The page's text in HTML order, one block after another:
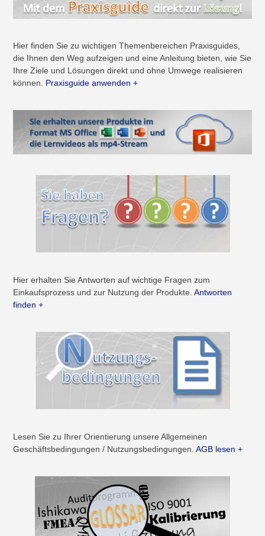
Hier finden Sie zu wichtigen Themenbereichen Praxisguides,
die Ihnen den Weg aufzeigen und eine Anleitung bieten, wie Sie
Ihre Ziele und Lösungen direkt und ohne Umwege realisieren
können. Praxisguide anwenden +
Hier erhalten Sie Antworten auf wichtige Fragen zum
Einkaufsprozess und zur Nutzung der Produkte.Antworten
finden +
Lesen Sie zu Ihrer Orientierung unsere Allgemeinen
Geschäftsbedingungen / Nutzungsbedingungen.AGB lesen +